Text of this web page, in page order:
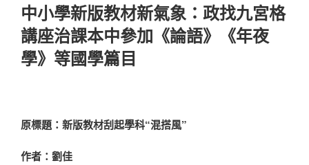
於
中小學新版教材新氣象：政找九宮格
講座治課本中參加《論語》《年夜
學》等國學篇目
原標題：新版教材刮起學科“混搭風”
作者：劉佳